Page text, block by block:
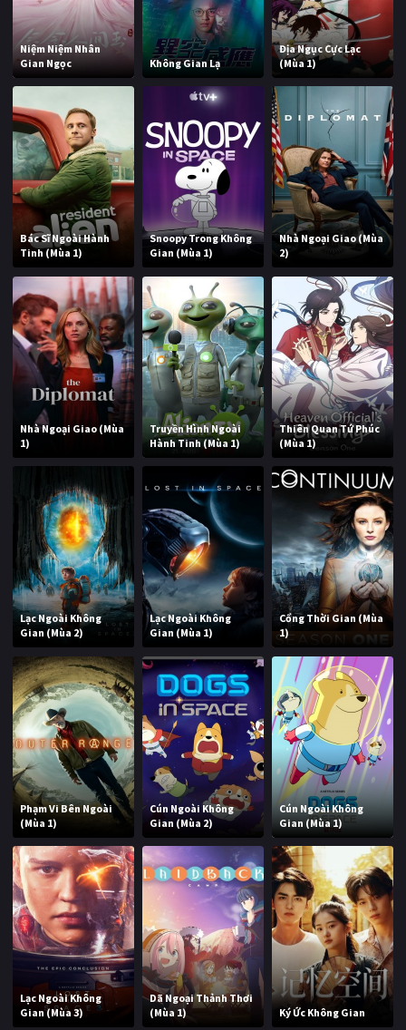
Niệm Niệm Nhân
Gian Ngọc
Không Gian Lạ
Địa Ngục Cực Lạc
(Mùa 1)
Bác Sĩ Ngoài Hành
Tinh (Mùa 1)
Snoopy Trong Không
Gian (Mùa 1)
Nhà Ngoại Giao (Mùa
2)
Nhà Ngoại Giao (Mùa
1)
Truyền Hình Ngoài
Hành Tinh (Mùa 1)
Thiên Quan Tứ Phúc
(Mùa 1)
Lạc Ngoài Không
Gian (Mùa 2)
Lạc Ngoài Không
Gian (Mùa 1)
Cổng Thời Gian (Mùa
1)
Phạm Vi Bên Ngoài
(Mùa 1)
Cún Ngoài Không
Gian (Mùa 2)
Cún Ngoài Không
Gian (Mùa 1)
Lạc Ngoài Không
Gian (Mùa 3)
Dã Ngoại Thảnh Thơi
(Mùa 1)
Ký Ức Không Gian